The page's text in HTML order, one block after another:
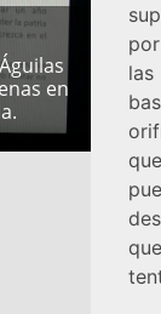
en